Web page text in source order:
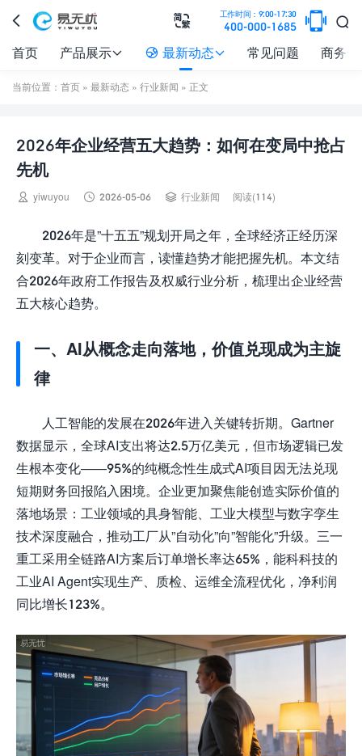
 
工作时间：9:00-17:30
400-000-1685 

首页 产品展示  最新动态 常见问题 商务
当前位置： 首页 » 最新动态 » 行业新闻 » 正文
2026年企业经营五大趋势：如何在变局中抢占
先机
 yiwuyou  2026-05-06  行业新闻 阅读(114)
2026年是”十五五”规划开局之年，全球经济正经历深
刻变革。对于企业而言，读懂趋势才能把握先机。本文结
合2026年政府工作报告及权威行业分析，梳理出企业经营
五大核心趋势。
一、AI从概念走向落地，价值兑现成为主旋
律
人工智能的发展在2026年进入关键转折期。Gartner
数据显示，全球AI支出将达2.5万亿美元，但市场逻辑已发
生根本变化——95%的纯概念性生成式AI项目因无法兑现
短期财务回报陷入困境。企业更加聚焦能创造实际价值的
落地场景：工业领域的具身智能、工业大模型与数字孪生
技术深度融合，推动工厂从”自动化”向”智能化”升级。三一
重工采用全链路AI方案后订单增长率达65%，能科科技的
工业AI Agent实现生产、质检、运维全流程优化，净利润
同比增长123%。